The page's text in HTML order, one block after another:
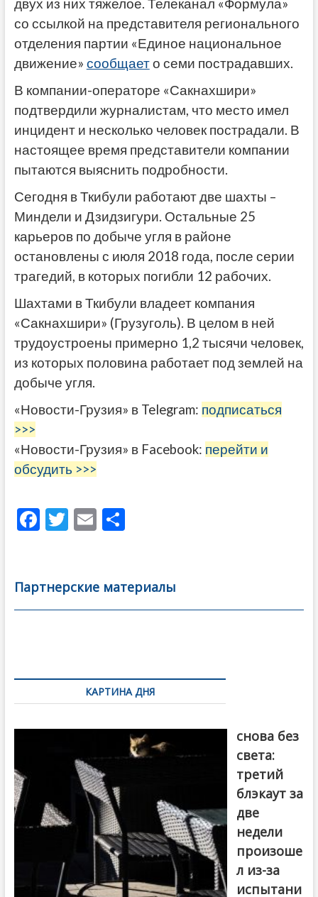
двух из них тяжелое. Телеканал «Формула»
со ссылкой на представителя регионального
отделения партии «Единое национальное
движение» сообщаето семи пострадавших.
В компании-операторе «Сакнахшири»
подтвердили журналистам, что место имел
инцидент и несколько человек пострадали. В
настоящее время представители компании
пытаются выяснить подробности.
Сегодня в Ткибули работают две шахты –
Миндели и Дзидзигури. Остальные 25
карьеров по добыче угля в районе
остановлены с июля 2018 года, после серии
трагедий, в которых погибли 12 рабочих.
Шахтами в Ткибули владеет компания
«Сакнахшири» (Грузуголь). В целом в ней
трудоустроены примерно 1,2 тысячи человек,
из которых половина работает под землей на
добыче угля.
«Новости-Грузия» в Telegram: подписаться
>>>
«Новости-Грузия» в Facebook: перейти и
обсудить >>>
F
b
o
T
er
E
l
О
а
в
Партнерские материалы
по
записямКАРТИНА ДНЯ
снова без
света:
третий
блэкаут за
две
недели
произоше
л из-за
испытани